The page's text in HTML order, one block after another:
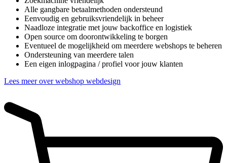
Alle gangbare betaalmethoden ondersteund
Eenvoudig en gebruiksvriendelijk in beheer
Naadloze integratie met jouw backoffice en logistiek
Open source om doorontwikkeling te borgen
Eventueel de mogelijkheid om meerdere webshops te beheren
Ondersteuning van meerdere talen
Een eigen inlogpagina / profiel voor jouw klanten
Lees meer over webshop webdesign